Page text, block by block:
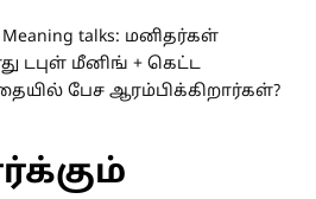
Meaning talks: மனிதர்கள்
டபுள் மீனிங் + கெட்ட
பேச ஆரம்பிக்கிறார்கள்?